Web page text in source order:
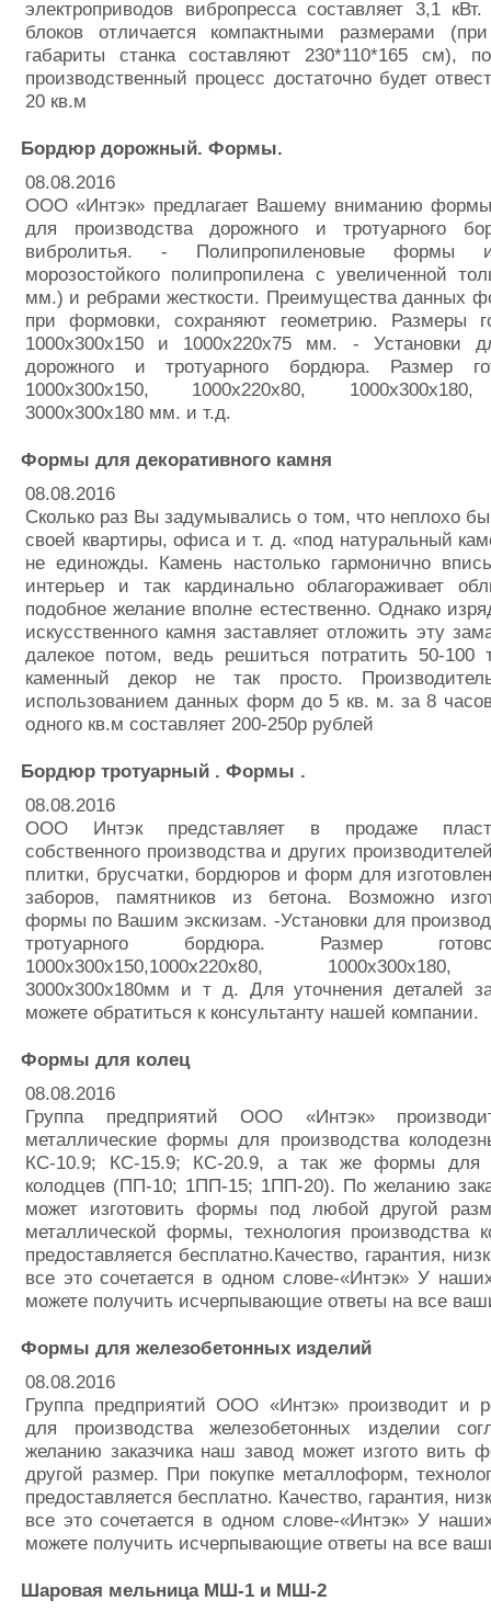
электроприводов вибропресса составляет 3,1
блоков отличается компактными размерами
габариты станка составляют 230*110*165 см),
производственный процесс достаточно будет
20 кв.м
Бордюр дорожный. Формы.
08.08.2016
ООО «Интэк» предлагает Вашему вниманию
для производства дорожного и тротуарного
вибролитья. - Полипропиленовые формы
морозостойкого полипропилена с увеличенной
мм.) и ребрами жесткости. Преимущества данных
при формовки, сохраняют геометрию. Размеры
1000х300х150 и 1000х220х75 мм. - Установки
дорожного и тротуарного бордюра. Размер
1000х300х150, 1000х220х80, 1000х300х180,
3000х300х180 мм. и т.д.
Формы для декоративного камня
08.08.2016
Сколько раз Вы задумывались о том, что неплохо
своей квартиры, офиса и т. д. «под натуральный
не единожды. Камень настолько гармонично
интерьер и так кардинально облагораживает
подобное желание вполне естественно. Однако
искусственного камня заставляет отложить эту
далекое потом, ведь решиться потратить 50-100
каменный декор не так просто.
использованием данных форм до 5 кв. м. за 8
одного кв.м составляет 200-250р рублей
Бордюр тротуарный . Формы .
08.08.2016
ООО Интэк представляет в продаже
собственного производства и других
плитки, брусчатки, бордюров и форм для
заборов, памятников из бетона. Возможно
формы по Вашим экскизам. -Установки для
тротуарного бордюра. Размер
1000х300х150,1000х220х80, 1000х300х180,
3000х300х180мм и т д. Для уточнения деталей
можете обратиться к консультанту нашей компании.
Формы для колец
08.08.2016
Группа предприятий ООО «Интэк»
металлические формы для производства
КС-10.9; КС-15.9; КС-20.9, а так же формы
колодцев (ПП-10; 1ПП-15; 1ПП-20). По желанию
может изготовить формы под любой другой
металлической формы, технология производства
предоставляется бесплатно.Качество, гарантия,
все это сочетается в одном слове-«Интэк» У
можете получить исчерпывающие ответы на все
Формы для железобетонных изделий
08.08.2016
Группа предприятий ООО «Интэк» производит и
для производства железобетонных изделии
желанию заказчика наш завод может изгото вить
другой размер. При покупке металлоформ,
предоставляется бесплатно. Качество, гарантия,
все это сочетается в одном слове-«Интэк» У
можете получить исчерпывающие ответы на все
Шаровая мельница МШ-1 и МШ-2